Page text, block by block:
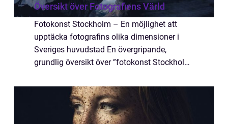
Översikt över Fotografiens Värld
Fotokonst Stockholm – En möjlighet att
upptäcka fotografins olika dimensioner i
Sveriges huvudstad En övergripande,
grundlig översikt över ”fotokonst Stockholm”
arkitektur, kulturscen och t...